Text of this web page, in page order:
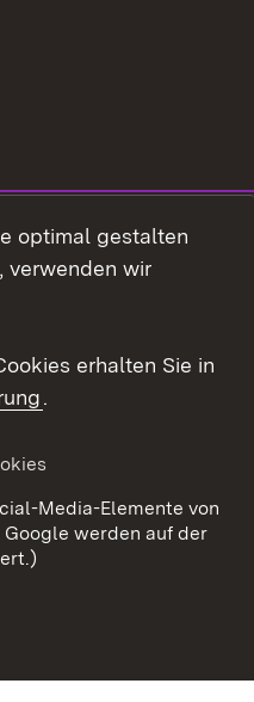
optimal gestalten
verwenden wir
erhalten Sie in
.
Media-Elemente von
werden auf der